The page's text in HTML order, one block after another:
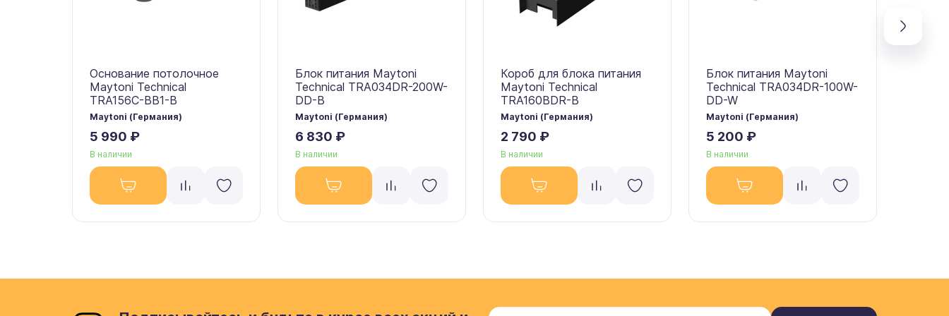
Основание потолочное
Maytoni Technical
TRA156C-BB1-B
Maytoni (Германия)
5 990 ₽
В наличии
Блок питания Maytoni
Technical TRA034DR-200W-
DD-B
Maytoni (Германия)
6 830 ₽
В наличии
Короб для блока питания
Maytoni Technical
TRA160BDR-B
Maytoni (Германия)
2 790 ₽
В наличии
Блок питания Maytoni
Technical TRA034DR-100W-
DD-W
Maytoni (Германия)
5 200 ₽
В наличии